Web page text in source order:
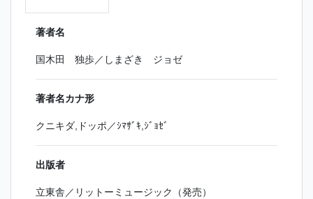
著者名
国木田 独歩／しまざき ジョゼ
著者名カナ形
クニキダ,ドッポ／ｼﾏｻﾞｷ,ｼﾞｮｾﾞ
出版者
立東舎／リットーミュージック（発売）